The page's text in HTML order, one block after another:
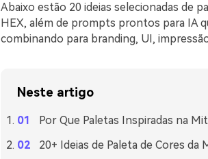
Abaixo estão 20 ideias selecionadas de
HEX, além de prompts prontos para IA
combinando para branding, UI,
Neste artigo
Por Que Paletas Inspiradas na
20+ Ideias de Paleta de Cores da